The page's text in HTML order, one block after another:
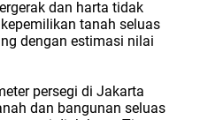
dan harta tidak
tanah seluas
dengan estimasi nilai
persegi di Jakarta
dan bangunan seluas